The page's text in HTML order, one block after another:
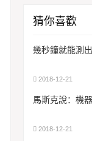
猜你喜歡
幾秒鐘就能測
2018-12-21
馬斯克說：機
2018-12-21